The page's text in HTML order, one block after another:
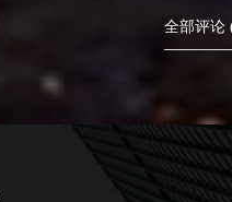
全部评论